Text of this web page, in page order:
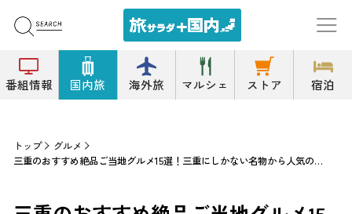
番組情報 国内旅 海外旅 マルシェ ストア 宿泊
トップ
グルメ
三重のおすすめ絶品ご当地グルメ15選！三重にしかない名物から人気の名店15選も紹介